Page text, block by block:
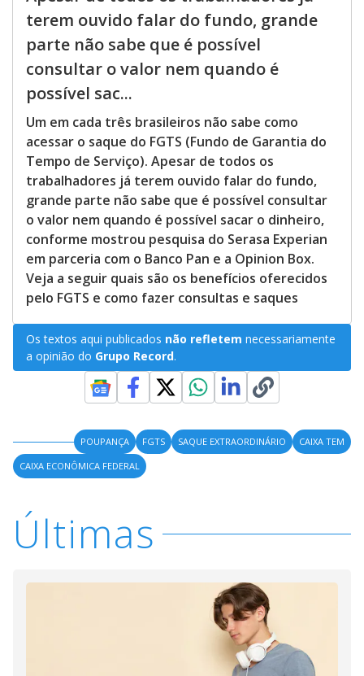
terem ouvido falar do fundo, grande
parte não sabe que é possível
consultar o valor nem quando é
possível sac...
Um em cada três brasileiros não sabe como
acessar o saque do FGTS (Fundo de Garantia do
Tempo de Serviço). Apesar de todos os
trabalhadores já terem ouvido falar do fundo,
grande parte não sabe que é possível consultar
o valor nem quando é possível sacar o dinheiro,
conforme mostrou pesquisa do Serasa Experian
em parceria com o Banco Pan e a Opinion Box.
Veja a seguir quais são os benefícios oferecidos
pelo FGTS e como fazer consultas e saques
Os textos aqui publicados não refletem necessariamente
a opinião do Grupo Record.
POUPANÇA FGTS SAQUE EXTRAORDINÁRIO
CAIXA TEM
CAIXA ECONÔMICA FEDERAL
Últimas